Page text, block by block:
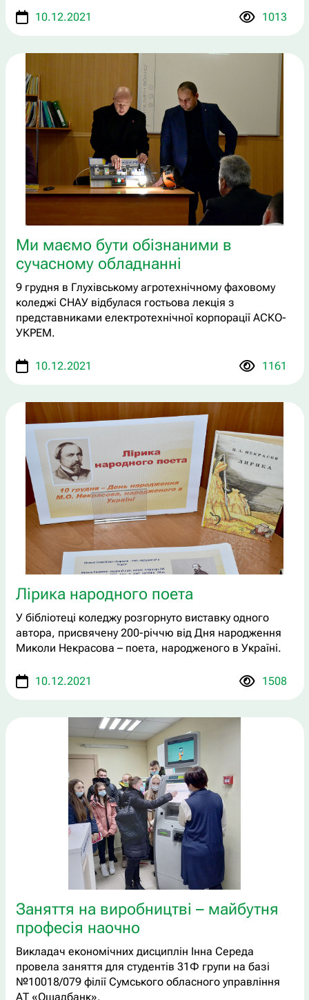
10.12.2021 1013
Ми маємо бути обізнаними в
сучасному обладнанні
9 грудня в Глухівському агротехнічному фаховому
коледжі СНАУ відбулася гостьова лекція з
представниками електротехнічної корпорації АСКО-
УКРЕМ.
10.12.2021 1161
Лірика народного поета
У бібліотеці коледжу розгорнуто виставку одного
автора, присвячену 200-річчю від Дня народження
Миколи Некрасова – поета, народженого в Україні.
10.12.2021 1508
Заняття на виробництві – майбутня
професія наочно
Викладач економічних дисциплін Інна Середа
провела заняття для студентів 31Ф групи на базі
№10018/079 філії Сумського обласного управління
АТ «Ощадбанк».